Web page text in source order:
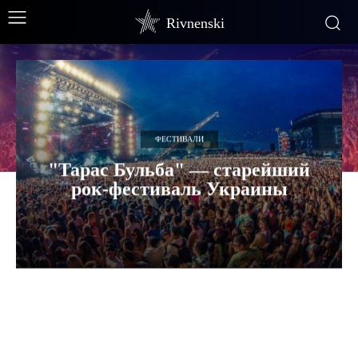
Rivnenski
ФЕСТИВАЛИ
"Тарас Бульба" — старейший
рок-фестиваль Украины